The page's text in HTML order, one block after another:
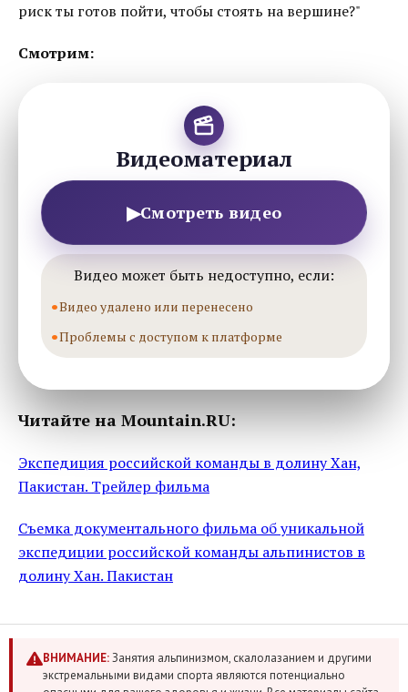
риск ты готов пойти, чтобы стоять на вершине?"
Смотрим:
Видеоматериал
▶Смотреть видео
Видео может быть недоступно, если:
Видео удалено или перенесено
Проблемы с доступом к платформе
Читайте на Mountain.RU:
Экспедиция российской команды в долину Хан,
Пакистан. Трейлер фильма
Съемка документального фильма об уникальной
экспедиции российской команды альпинистов в
долину Хан. Пакистан
ВНИМАНИЕ:Занятия альпинизмом, скалолазанием и другими
экстремальными видами спорта являются потенциально